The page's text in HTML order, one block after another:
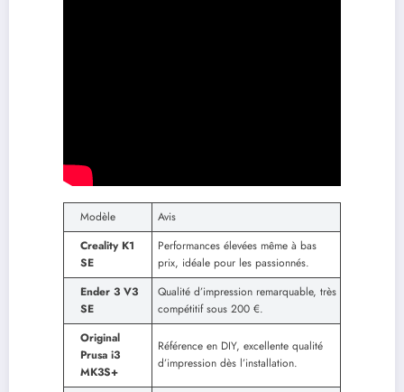
Modèle
Avis
Creality K1
SE
Performances élevées même à bas
prix, idéale pour les passionnés.
Ender 3 V3
SE
Qualité d’impression remarquable, très
compétitif sous 200 €.
Original
Prusa i3
MK3S+
Référence en DIY, excellente qualité
d’impression dès l’installation.